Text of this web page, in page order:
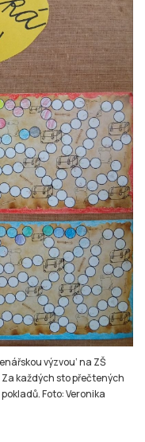
výzvou‘ na ZŠ
každých sto přečtených
Foto: Veronika